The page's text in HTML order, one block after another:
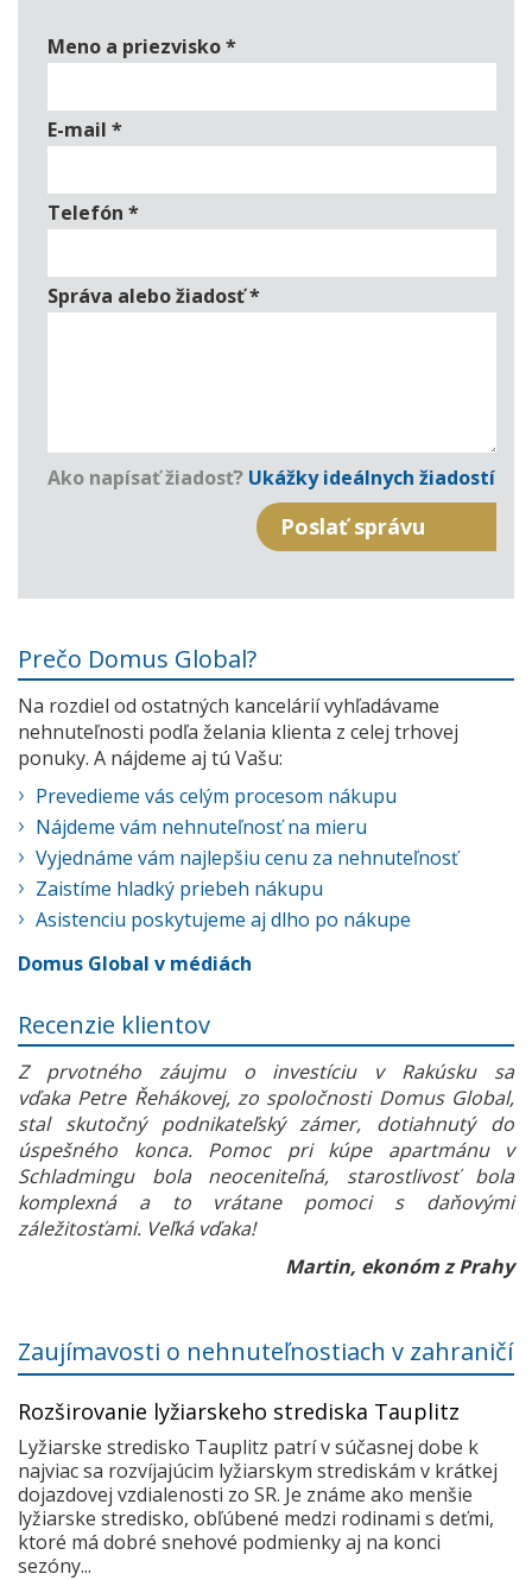
Meno a priezvisko*
E-mail *
Telefón *
Správa alebo žiadosť*
Ako napísať žiadosť? Ukážky ideálnych žiadostí
Prečo Domus Global?
Na rozdiel od ostatných kancelárií vyhľadávame
nehnuteľnosti podľa želania klienta z celej trhovej
ponuky. A nájdeme aj tú Vašu:
Prevedieme vás celým procesom nákupu
Nájdeme vám nehnuteľnosť na mieru
Vyjednáme vám najlepšiu cenu za nehnuteľnosť
Zaistíme hladký priebeh nákupu
Asistenciu poskytujeme aj dlho po nákupe
Domus Global v médiách
Recenzie klientov
Z prvotného záujmu o investíciu v Rakúsku sa
vďaka Petre Řehákovej, zo spoločnosti Domus Global,
stal skutočný podnikateľský zámer, dotiahnutý do
úspešného konca. Pomoc pri kúpe apartmánu v
Schladmingu bola neoceniteľná, starostlivosť bola
komplexná a to vrátane pomoci s daňovými
záležitosťami. Veľká vďaka!
Martin, ekonóm z Prahy
Zaujímavosti o nehnuteľnostiach v zahraničí
Rozširovanie lyžiarskeho strediska Tauplitz
Lyžiarske stredisko Tauplitz patrí v súčasnej dobe k
najviac sa rozvíjajúcim lyžiarskym strediskám v krátkej
dojazdovej vzdialenosti zo SR. Je známe ako menšie
lyžiarske stredisko, obľúbené medzi rodinami s deťmi,
ktoré má dobré snehové podmienky aj na konci
sezóny...